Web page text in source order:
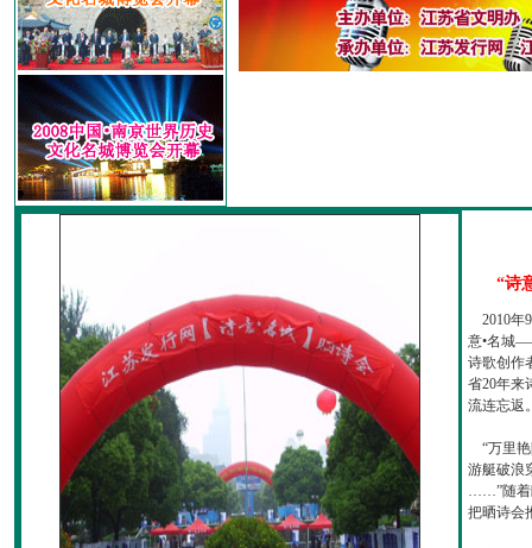
“诗
2010年
意•名城
诗歌创作
省20年来
流连忘返
“万里艳
游艇破浪
……”随着
把晒诗会